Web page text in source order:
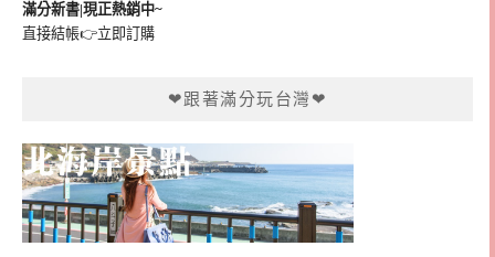
滿分新書|現正熱銷中~
直接結帳👉立即訂購
❤跟著滿分玩台灣❤